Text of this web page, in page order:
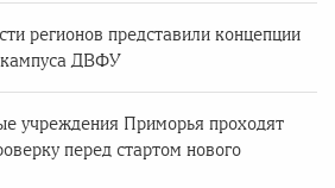
регионов представили концепции
кампуса ДВФУ
учреждения Приморья проходят
перед стартом нового